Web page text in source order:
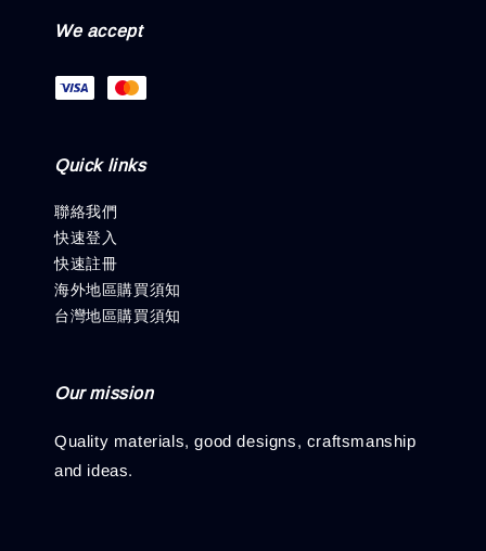
We accept
Quick links
聯絡我們
快速登入
快速註冊
海外地區購買須知
台灣地區購買須知
Our mission
Quality materials, good designs, craftsmanship
and ideas.